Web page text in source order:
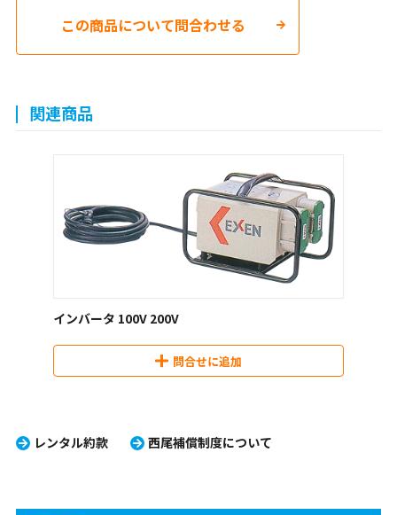
この商品について問合わせる
関連商品
インバータ 100V 200V
問合せに追加
レンタル約款 西尾補償制度について